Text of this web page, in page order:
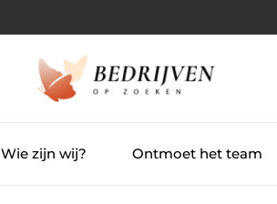
Wie zijn wij? Ontmoet het team